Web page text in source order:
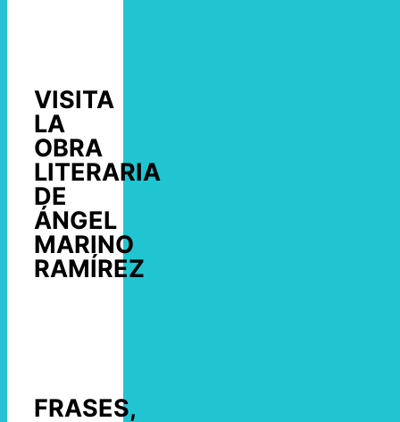
VISITA
LA
OBRA
LITERARIA
DE
ÁNGEL
MARINO
RAMÍREZ
FRASES,